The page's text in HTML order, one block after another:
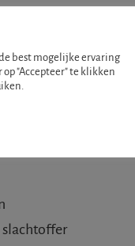
onze
klopt
ziel’.
alleen het
slachtoffer
best mogelijke ervaring
"Accepteer" te klikken